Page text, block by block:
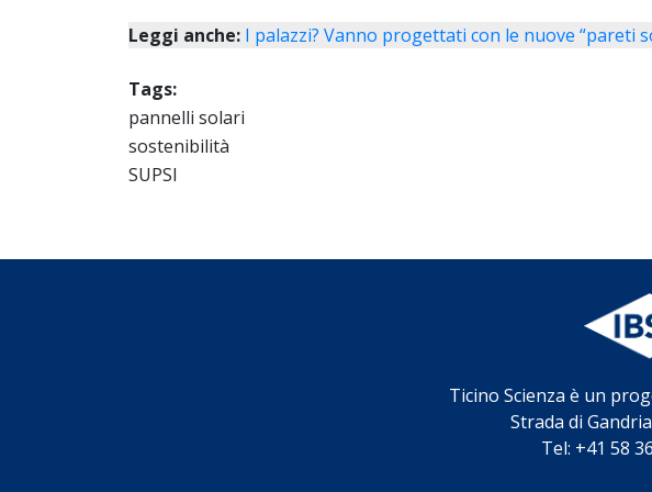
Leggi anche: I palazzi? Vanno progettati con le nuove “pareti
Tags:
pannelli solari
sostenibilità
SUPSI
Ticino Scienza è un
Strada di
Tel: +41 58